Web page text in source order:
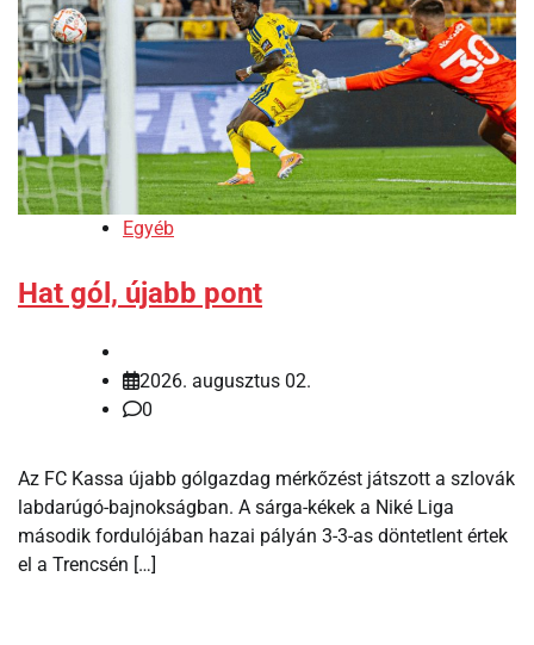
Egyéb
Hat gól, újabb pont
2026. augusztus 02.
0
Az FC Kassa újabb gólgazdag mérkőzést játszott a szlovák
labdarúgó-bajnokságban. A sárga-kékek a Niké Liga
második fordulójában hazai pályán 3-3-as döntetlent értek
el a Trencsén […]